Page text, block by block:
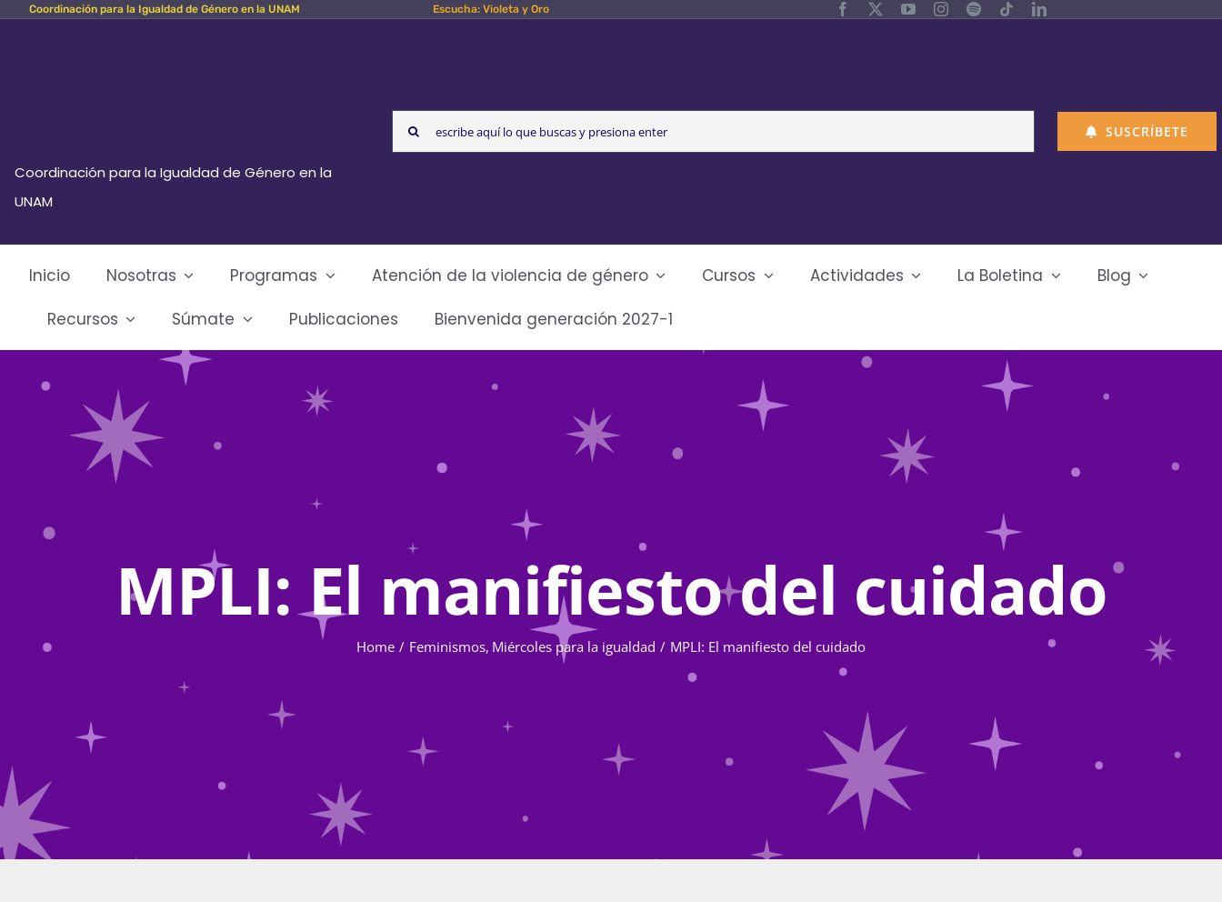
Skip Coordinación para la Igualdad de Género en la UNAM Escucha: Violeta y Oro
Coordinación para la Igualdad de Género en la
UNAM
Search
for:
SUSCRÍBETE
Inicio Nosotras Programas Atención de la violencia de género Cursos Actividades La Boletina
Blog
Recursos
Súmate Publicaciones Bienvenida generación 2027-1
MPLI: El manifiesto del cuidado
Home Feminismos Miércoles para la igualdad MPLI: El manifiesto del cuidado